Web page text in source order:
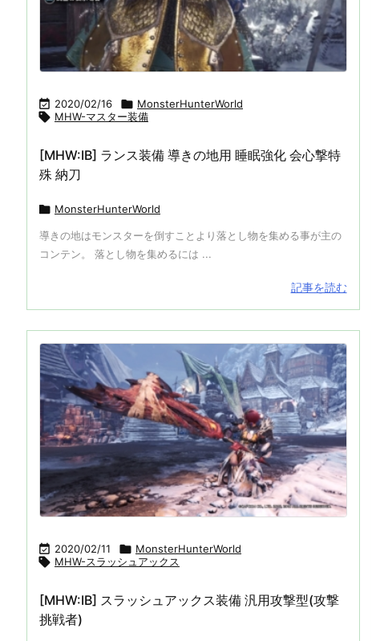
 2020/02/16  MonsterHunterWorld
 MHW-マスター装備
[MHW:IB] ランス装備 導きの地用 睡眠強化 会心撃特
殊 納刀
 MonsterHunterWorld
導きの地はモンスターを倒すことより落とし物を集める事が主の
コンテン。 落とし物を集めるには ...
記事を読む
 2020/02/11  MonsterHunterWorld
 MHW-スラッシュアックス
[MHW:IB] スラッシュアックス装備 汎用攻撃型(攻撃
挑戦者)